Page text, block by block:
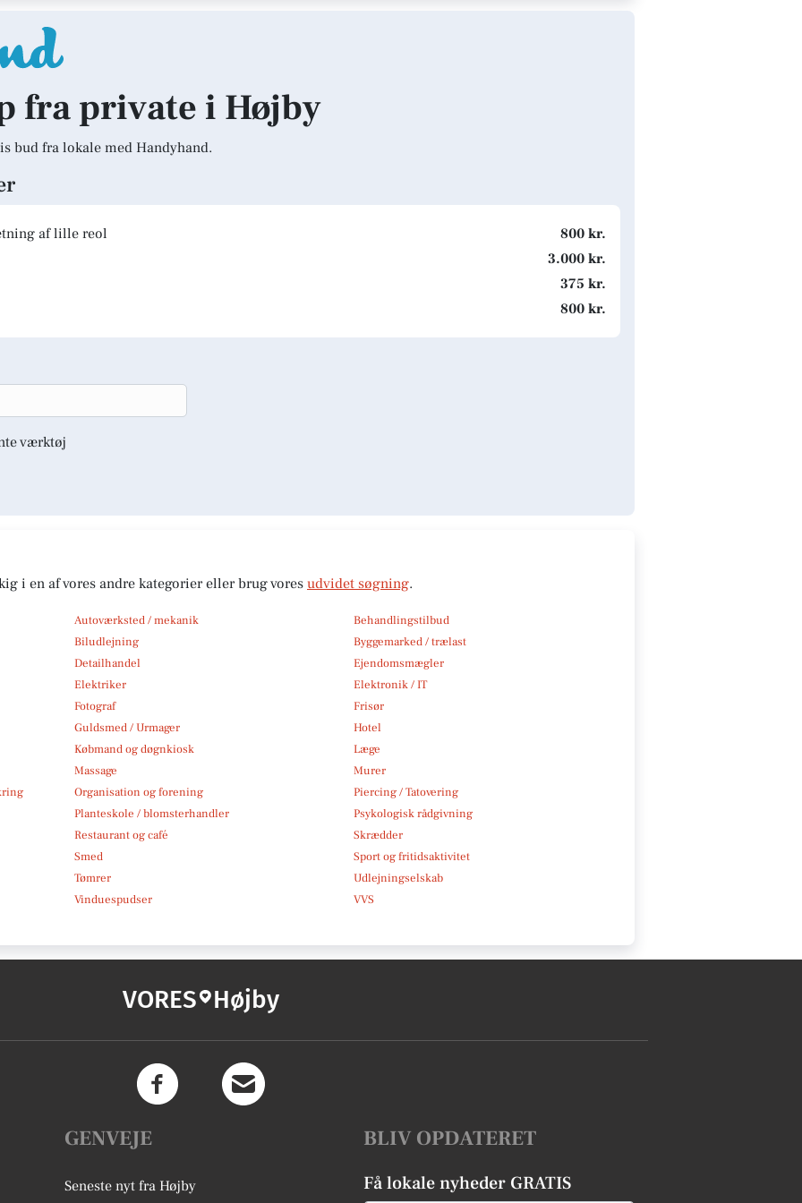
fra private i Højby
bud fra lokale med Handyhand.
af lille reol
800 kr.
3.000 kr.
375 kr.
800 kr.
værktøj
i en af vores andre kategorier eller brug vores udvidet søgning.
Autoværksted / mekanik
Behandlingstilbud
Biludlejning
Byggemarked / trælast
Detailhandel
Ejendomsmægler
Elektriker
Elektronik / IT
Fotograf
Frisør
Guldsmed / Urmager
Hotel
Købmand og døgnkiosk
Læge
Massage
Murer
Organisation og forening
Piercing / Tatovering
Planteskole / blomsterhandler
Psykologisk rådgivning
Restaurant og café
Skrædder
Smed
Sport og fritidsaktivitet
Tømrer
Udlejningselskab
Vinduespudser
VVS
VORES Højby
GENVEJE
Seneste nyt fra Højby
BLIV OPDATERET
Få lokale nyheder GRATIS